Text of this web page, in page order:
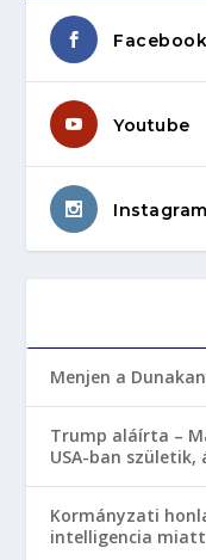
Facebook
Youtube
Instagram
Menjen a
Trump aláírta –
USA-ban
Kormányzati
intelligencia miatt